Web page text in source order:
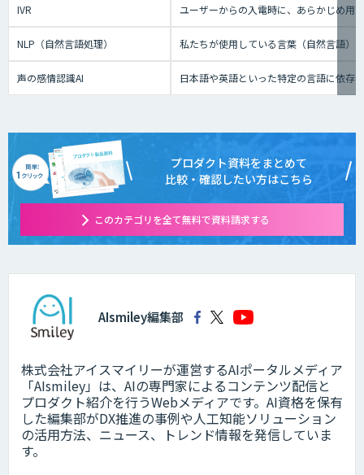
IVR ユーザーからの入電時に、あらかじめ用
NLP（自然言語処理） 私たちが使用している言葉（自然言語）
声の感情認識AI 日本語や英語といった特定の言語に依存
プロダクト資料をまとめて
比較・確認したい方はこちら
このカテゴリを全て無料で資料請求する
AIsmiley編集部
株式会社アイスマイリーが運営するAIポータルメディア
「AIsmiley」は、AIの専門家によるコンテンツ配信と
プロダクト紹介を行うWebメディアです。AI資格を保有
した編集部がDX推進の事例や人工知能ソリューション
の活用方法、ニュース、トレンド情報を発信していま
す。